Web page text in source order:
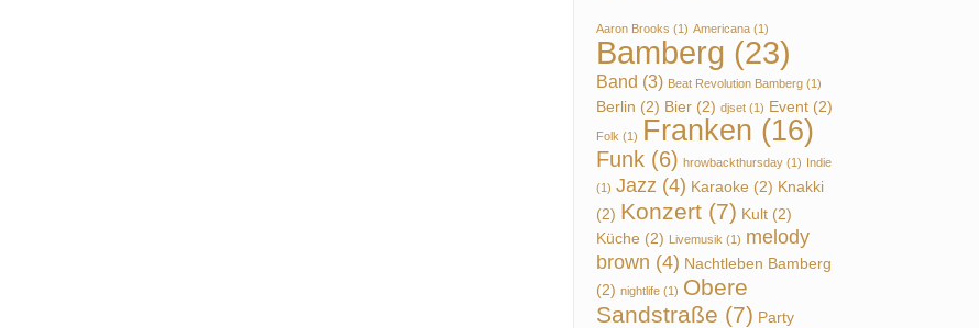
Aaron Brooks (1) Americana(1)
Bamberg (23)
Band (3) Beat Revolution Bamberg(1)
Berlin (2) Bier(2) djset(1) Event(2)
Folk (1) Franken (16)
Funk(6) hrowbackthursday(1) Indie
(1) Jazz (4) Karaoke (2) Knakki
(2) Konzert(7) Kult(2)
Küche (2) Livemusik (1) melody
brown (4) Nachtleben Bamberg
(2) nightlife(1) Obere
Sandstraße (7) Party